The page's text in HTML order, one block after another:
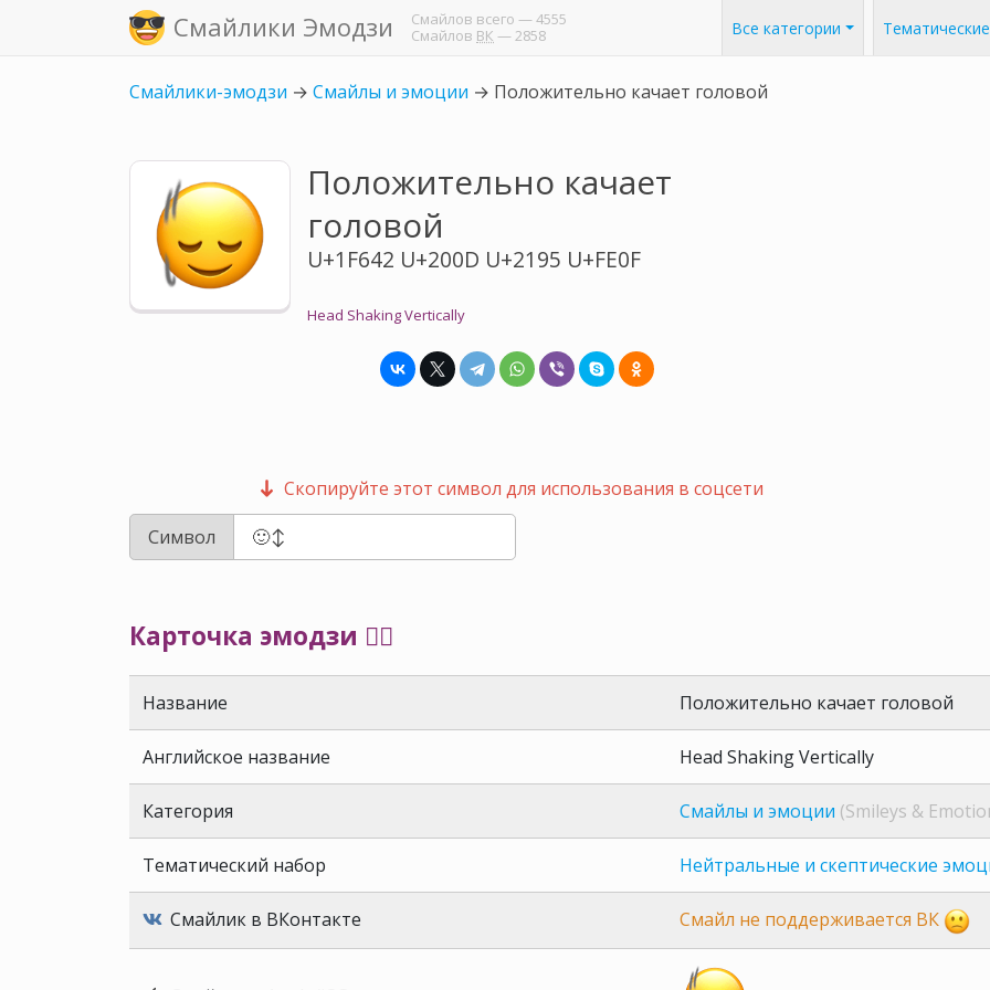
Смайлики Эмодзи Смайлов всего — 4555
Смайлов ВК — 2858 Все категории
Смайлики-эмодзи → Смайлы и эмоции → Положительно качает головой
Положительно качает
головой
U+1F642 U+200D U+2195 U+FE0F
Head Shaking Vertically
Скопируйте этот символ для использования в соцсети
Символ
Карточка эмодзи 🙂‍↕️
Название Положительно качает головой
Английское название Head Shaking Vertically
Категория Смайлы и эмоции (Smileys &
Тематический набор Нейтральные и скептические
Смайлик в ВКонтакте Смайл не поддерживается ВК